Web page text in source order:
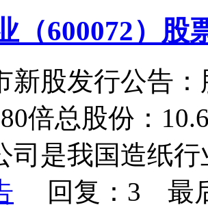
（600072）股
新股发行公告
倍总股份：
司是我国造纸
回复：3 最